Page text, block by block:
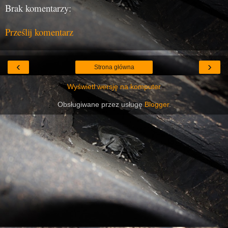
Brak komentarzy:
Prześlij komentarz
‹ ›
Strona główna
Wyświetl wersję na komputer
Obsługiwane przez usługę Blogger.